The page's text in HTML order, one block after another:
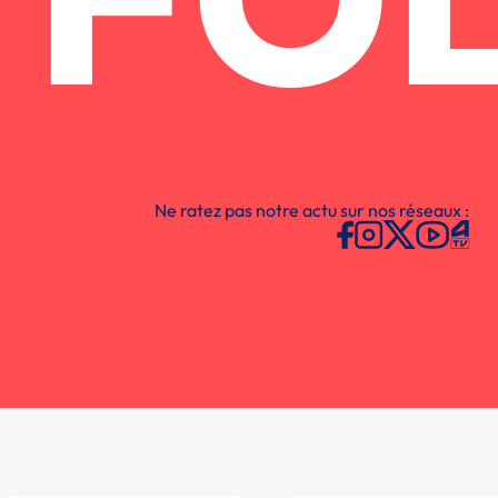
Ne ratez pas notre actu sur nos réseaux :